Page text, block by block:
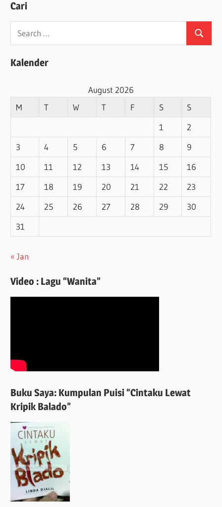
Cari
Search
for:
Search
Kalender
August 2026
M
T W T F S
S
1
2
3
4 5 6 7 8
9
10
11 12 13 14 15
16
17
18 19 20 21 22
23
24
25 26 27 28 29
30
31
« Jan
Video : Lagu “Wanita”
Buku Saya: Kumpulan Puisi “Cintaku Lewat
Kripik Balado”